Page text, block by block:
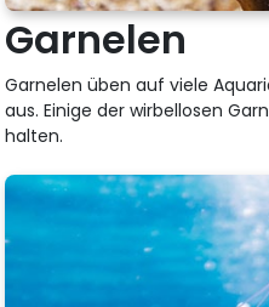
Garnelen
Garnelen üben auf viele
aus. Einige der wirbellosen
halten.